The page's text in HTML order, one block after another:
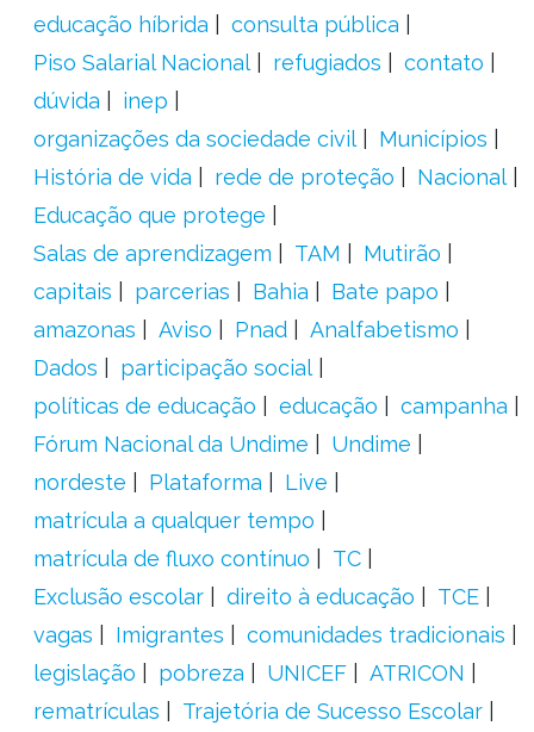
educação híbrida
consulta pública
Piso Salarial Nacional
refugiados
contato
dúvida
inep
organizações da sociedade civil
Municípios
História de vida
rede de proteção
Nacional
Educação que protege
Salas de aprendizagem
TAM
Mutirão
capitais
parcerias Bahia
Bate papo
amazonas
Aviso Pnad
Analfabetismo
Dados
participação social
políticas de educação
educação
campanha
Fórum Nacional da Undime
Undime
nordeste
Plataforma
Live
matrícula a qualquer tempo
matrícula de fluxo contínuo
TC
Exclusão escolar
direito à educação
TCE
vagas
Imigrantes
comunidades tradicionais
legislação
pobreza UNICEF
ATRICON
rematrículas
Trajetória de Sucesso Escolar